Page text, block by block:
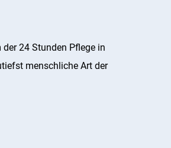
24 Stunden Pflege in
menschliche Art der